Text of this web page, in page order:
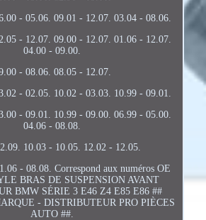
- 05.06. 09.01 - 12.07. 03.04 - 08.06.
- 12.07. 09.00 - 12.07. 01.06 - 12.07.
04.00 - 09.00.
- 08.06. 08.05 - 12.07.
- 02.05. 10.02 - 03.03. 10.99 - 09.01.
- 09.01. 10.99 - 09.00. 06.99 - 05.00.
04.06 - 08.08.
10.03 - 10.05. 12.02 - 12.05.
- 08.08. Correspond aux numéros OE
BRAS DE SUSPENSION AVANT
BMW SÉRIE 3 E46 Z4 E85 E86 ##
- DISTRIBUTEUR PRO PIÈCES
AUTO ##.